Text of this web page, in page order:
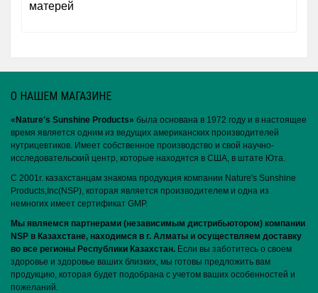
матерей
О НАШЕМ МАГАЗИНЕ
«Nature′s Sunshine Products» была основана в 1972 году и в настоящее
время является одним из ведущих американских производителей
нутрицевтиков. Имеет собственное производство и свой научно-
исследовательский центр, которые находятся в США, в штате Юта.
С 2001г. казахстанцам знакома продукция компании Nature's Sunshine
Products,Inc(NSP), которая является производителем и одна из
немногих имеет сертификат GMP.
Мы являемся партнерами (независимым дистрибьютором) компании
NSP в Казахстане, находимся в г. Алматы и осуществляем доставку
во все регионы Республики Казахстан. Если вы заботитесь о своем
здоровье и здоровье ваших близких, мы готовы предложить вам
продукцию, которая будет подобрана с учетом ваших особенностей и
пожеланий.